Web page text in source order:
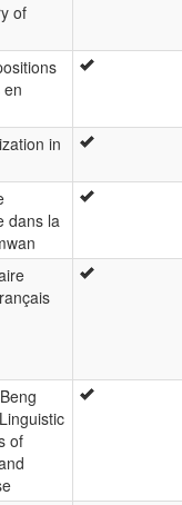
of
en
in
dans la
of